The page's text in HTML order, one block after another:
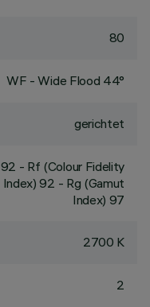
80
WF - Wide Flood 44°
gerichtet
92 - Rf (Colour Fidelity
Index) 92 - Rg (Gamut
Index) 97
2700 K
2